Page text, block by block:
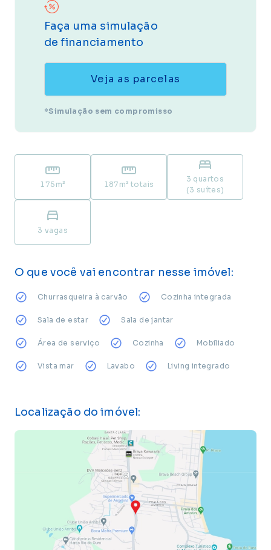
175 m² 187 m² totais
3 quartos
(3 suítes)
3 vagas
O que você vai encontrar nesse imóvel:
Churrasqueira à carvão Cozinha integrada
Sala de estar Sala de jantar
Área de serviço Cozinha Mobiliado
Vista mar Lavabo Living integrado
Localização do imóvel:
Faça uma simulação
de financiamento
Veja as parcelas
*Simulação sem compromisso